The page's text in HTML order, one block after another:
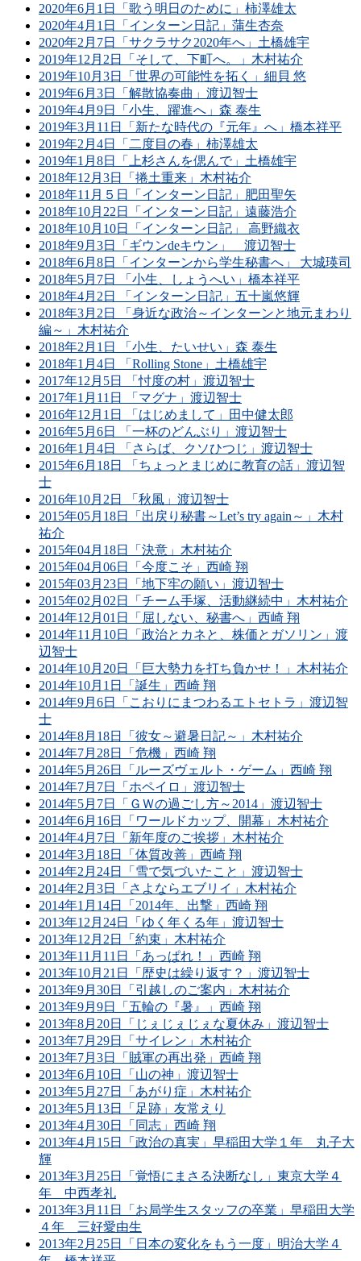
2020年6月1日「歌う明日のために」柿澤雄太
2020年4月1日「インターン日記」蒲生杏奈
2020年2月7日「サクラサク2020年へ」土橋雄宇
2019年12月2日「そして、下町へ。」木村祐介
2019年10月3日「世界の可能性を拓く」細貝 悠
2019年6月3日「解散協奏曲」渡辺智士
2019年4月9日「小生、躍進へ」森 泰生
2019年3月11日「新たな時代の『元年』へ」橋本祥平
2019年2月4日「二度目の春」柿澤雄太
2019年1月8日「上杉さんを偲んで」土橋雄宇
2018年12月3日「捲土重来」木村祐介
2018年11月５日「インターン日記」肥田聖矢
2018年10月22日「インターン日記」遠藤浩介
2018年10月10日「インターン日記」 高野織衣
2018年9月3日「ギウンdeキウン」 渡辺智士
2018年6月8日「インターンから学生秘書へ」 大城瑛司
2018年5月7日 「小生、しょうへい」橋本祥平
2018年4月2日 「インターン日記」五十嵐悠輝
2018年3月2日 「身近な政治～インターンと地元まわり
編～」木村祐介
2018年2月1日 「小生、たいせい」森 泰生
2018年1月4日 「Rolling Stone」土橋雄宇
2017年12月5日 「忖度の村」渡辺智士
2017年1月11日 「マグナ」渡辺智士
2016年12月1日 「はじめまして」田中健太郎
2016年5月6日 「一杯のどんぶり」渡辺智士
2016年1月4日 「さらば、クソひつじ」渡辺智士
2015年6月18日 「ちょっとまじめに教育の話」渡辺智
士
2016年10月2日 「秋風」渡辺智士
2015年05月18日「出戻り秘書～Let’s try again～」木村
祐介
2015年04月18日「決意」木村祐介
2015年04月06日「今度こそ」西崎 翔
2015年03月23日「地下牢の願い」渡辺智士
2015年02月02日「チーム手塚、活動継続中」木村祐介
2014年12月01日「屈しない、秘書へ」西崎 翔
2014年11月10日「政治とカネと、株価とガソリン」渡
辺智士
2014年10月20日「巨大勢力を打ち負かせ！」木村祐介
2014年10月1日「誕生」西崎 翔
2014年9月6日「こおりにまつわるエトセトラ」渡辺智
士
2014年8月18日「彼女～避暑日記～」木村祐介
2014年7月28日「危機」西崎 翔
2014年5月26日「ルーズヴェルト・ゲーム」西崎 翔
2014年7月7日「ホペイロ」渡辺智士
2014年5月7日「ＧＷの過ごし方～2014」渡辺智士
2014年6月16日「ワールドカップ、開幕」木村祐介
2014年4月7日「新年度のご挨拶」木村祐介
2014年3月18日「体質改善」西崎 翔
2014年2月24日「雪で気づいたこと」渡辺智士
2014年2月3日「さよならエブリイ」木村祐介
2014年1月14日「2014年、出撃」西崎 翔
2013年12月24日「ゆく年くる年」渡辺智士
2013年12月2日「約束」木村祐介
2013年11月11日「あっぱれ！」西崎 翔
2013年10月21日「歴史は繰り返す？」渡辺智士
2013年9月30日「引越しのご案内」木村祐介
2013年9月9日「五輪の『暑』」西崎 翔
2013年8月20日「じぇじぇじぇな夏休み」渡辺智士
2013年7月29日「サイレン」木村祐介
2013年7月3日「賊軍の再出発」西崎 翔
2013年6月10日「山の神」渡辺智士
2013年5月27日「あがり症」木村祐介
2013年5月13日「足跡」友常えり
2013年4月30日「同志」西崎 翔
2013年4月15日「政治の真実」早稲田大学１年 丸子大
輝
2013年3月25日「覚悟にまさる決断なし」東京大学４
年 中西孝礼
2013年3月11日「お局学生スタッフの卒業」早稲田大学
４年 三好愛由生
2013年2月25日「日本の変化をもう一度」明治大学４